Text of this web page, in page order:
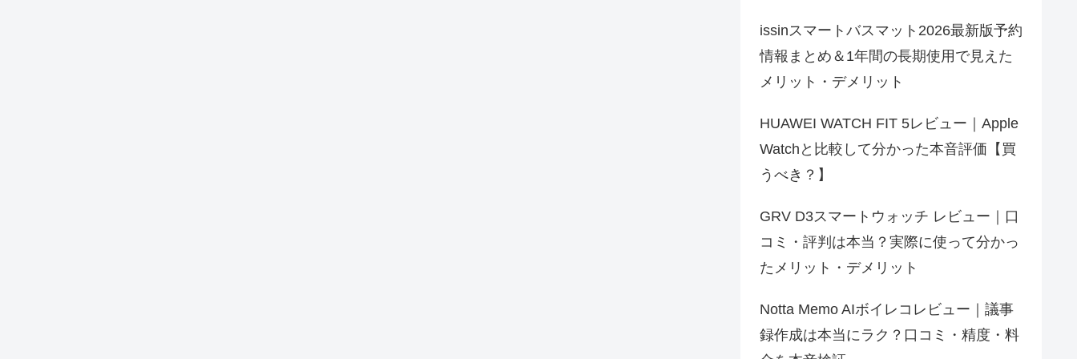
issinスマートバスマット2026最新版予約
情報まとめ＆1年間の長期使用で見えた
メリット・デメリット
HUAWEI WATCH FIT 5レビュー｜Apple
Watchと比較して分かった本音評価【買
うべき？】
GRV D3スマートウォッチ レビュー｜口
コミ・評判は本当？実際に使って分かっ
たメリット・デメリット
Notta Memo AIボイレコレビュー｜議事
録作成は本当にラク？口コミ・精度・料